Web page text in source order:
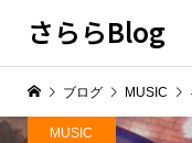
さららBlog
MUSIC
ブログ MUSIC